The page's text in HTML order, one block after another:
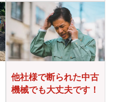
他社様で断られた中古
機械でも大丈夫です！